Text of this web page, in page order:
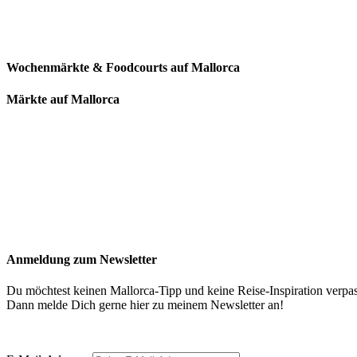
Wochenmärkte & Foodcourts auf Mallorca
Märkte auf Mallorca
Anmeldung zum Newsletter
Du möchtest keinen Mallorca-Tipp und keine Reise-Inspiration
Dann melde Dich gerne hier zu meinem Newsletter an!